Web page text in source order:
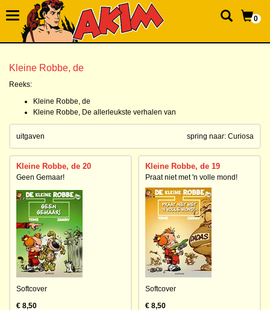
0
Kleine Robbe, de
Reeks:
Kleine Robbe, de
Kleine Robbe, De allerleukste verhalen van
spring naar: Curiosa
uitgaven
Kleine Robbe, de 20
Geen Gemaar!
Softcover
€ 8,50
Kleine Robbe, de 19
Praat niet met 'n volle mond!
Softcover
€ 8,50